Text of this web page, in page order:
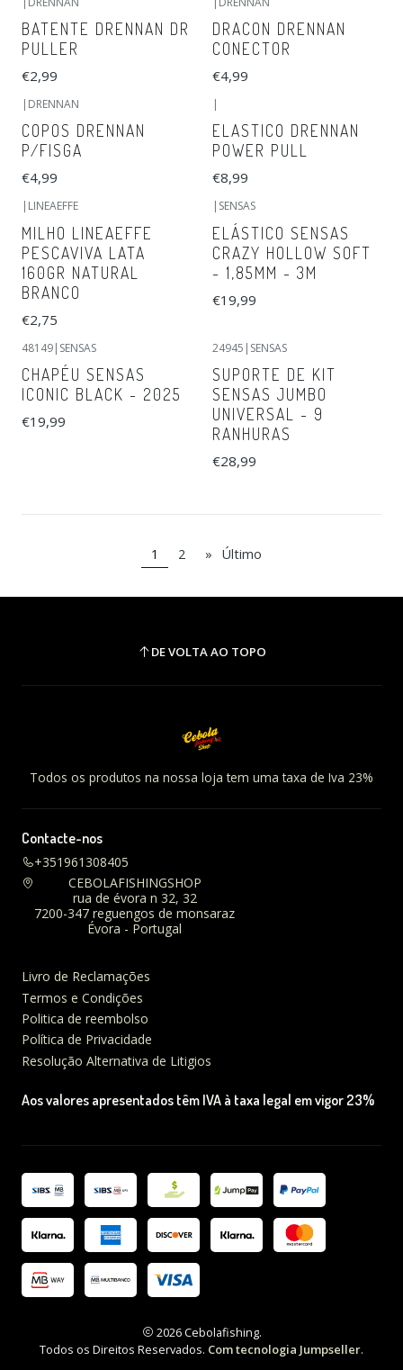
BATENTE DRENNAN DR
PULLER
€2,99
DRACON DRENNAN
CONECTOR
€4,99
| DRENNAN
COPOS DRENNAN
P/FISGA
€4,99
|
ELASTICO DRENNAN
POWER PULL
€8,99
LINEAEFFE
MILHO LINEAEFFE
PESCAVIVA LATA
160GR NATURAL
BRANCO
€2,75
SENSAS
ELÁSTICO SENSAS
CRAZY HOLLOW SOFT
- 1,85MM - 3M
€19,99
48149| SENSAS
CHAPÉU SENSAS
ICONIC BLACK - 2025
€19,99
24945 | SENSAS
SUPORTE DE KIT
SENSAS JUMBO
UNIVERSAL - 9
RANHURAS
€28,99
1 2 » Último
DE VOLTA AO TOPO
Todos os produtos na nossa loja tem uma taxa de Iva 23%
Contacte-nos
+351961308405
CEBOLAFISHINGSHOP
rua de évora n 32, 32
7200-347 reguengos de monsaraz
Évora - Portugal
Livro de Reclamações
Termos e Condições
Politica de reembolso
Política de Privacidade
Resolução Alternativa de Litigios
Aos valores apresentados têm IVA à taxa legal em vigor 23%
2026 Cebolafishing.
Todos os Direitos Reservados. Com tecnologia Jumpseller.